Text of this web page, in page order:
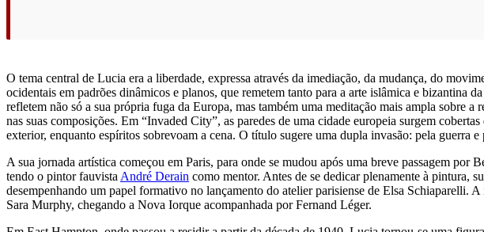
O tema central de Lucia era a liberdade, expressa através da imediação, da mudança, do
ocidentais em padrões dinâmicos e planos, que remetem tanto para a arte islâmica e bizantina
refletem não só a sua própria fuga da Europa, mas também uma meditação mais ampla sobre
nas suas composições. Em “Invaded City”, as paredes de uma cidade europeia surgem
exterior, enquanto espíritos sobrevoam a cena. O título sugere uma dupla invasão: pela guerra e
A sua jornada artística começou em Paris, para onde se mudou após uma breve passagem
tendo o pintor fauvista André Derain como mentor. Antes de se dedicar plenamente à pintura,
desempenhando um papel formativo no lançamento do atelier parisiense de Elsa Schiaparelli.
Sara Murphy, chegando a Nova Iorque acompanhada por Fernand Léger.